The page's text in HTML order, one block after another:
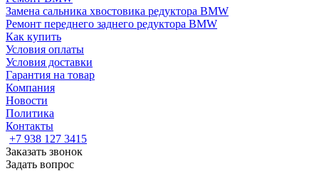
Замена сальника хвостовика редуктора BMW
Ремонт переднего заднего редуктора BMW
Как купить
Условия оплаты
Условия доставки
Гарантия на товар
Компания
Новости
Политика
Контакты
+7 938 127 3415
Заказать звонок
Задать вопрос